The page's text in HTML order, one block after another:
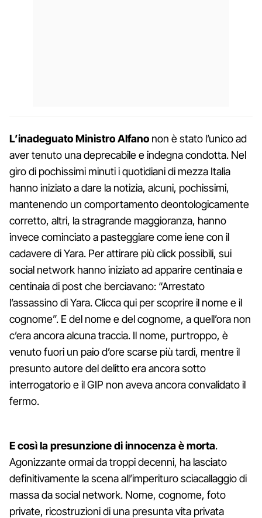
L’inadeguato Ministro Alfano non è stato l’unico ad
aver tenuto una deprecabile e indegna condotta. Nel
giro di pochissimi minuti i quotidiani di mezza Italia
hanno iniziato a dare la notizia, alcuni, pochissimi,
mantenendo un comportamento deontologicamente
corretto, altri, la stragrande maggioranza, hanno
invece cominciato a pasteggiare come iene con il
cadavere di Yara. Per attirare più click possibili, sui
social network hanno iniziato ad apparire centinaia e
centinaia di post che berciavano: “Arrestato
l’assassino di Yara. Clicca qui per scoprire il nome e il
cognome”. E del nome e del cognome, a quell’ora non
c’era ancora alcuna traccia. Il nome, purtroppo, è
venuto fuori un paio d’ore scarse più tardi, mentre il
presunto autore del delitto era ancora sotto
interrogatorio e il GIP non aveva ancora convalidato il
fermo.
E così la presunzione di innocenza è morta.
Agonizzante ormai da troppi decenni, ha lasciato
definitivamente la scena all’imperituro sciacallaggio di
massa da social network. Nome, cognome, foto
private, ricostruzioni di una presunta vita privata